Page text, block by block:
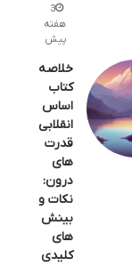
3
هفته
پیش
خلاصه
کتاب
اساس
انقلابی
قدرت
های
درون:
نکات و
بینش
های
کلیدی